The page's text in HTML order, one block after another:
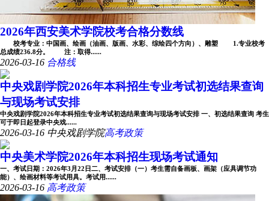
2026年西安美术学院校考合格分数线
校考专业：中国画、绘画（油画、版画、水彩、综绘四个方向）、雕塑 1.专业校考
总成绩236.8分。 注：取得......
2026-03-16 合格线
中央戏剧学院2026年本科招生专业考试初选结果查询
与现场考试安排
中央戏剧学院2026年本科招生专业考试初选结果查询与现场考试安排 一、初选结果查询 考生
可于即日起登录中央戏......
2026-03-16 中央戏剧学院高考政策
中央美术学院2026年本科招生现场考试通知
一、考试日期：2026年3月22日二、考试安排（一）考生需自备画板、画架（应具调节功
能）、绘画材料等考试用具。考试用......
2026-03-16 高考政策